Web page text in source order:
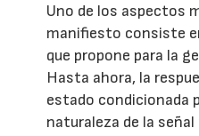
Uno de los aspectos
manifiesto consiste
que propone para la
Hasta ahora, la
estado condicionada
naturaleza de la